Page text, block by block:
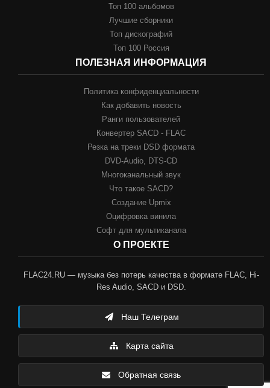
Топ 100 альбомов
Лучшие сборники
Топ дискографий
Топ 100 Россия
ПОЛЕЗНАЯ ИНФОРМАЦИЯ
Политика конфиденциальности
Как добавить новость
Ранги пользователей
Конвертер SACD - FLAC
Резка на треки DSD формата
DVD-Audio, DTS-CD
Многоканальный звук
Что такое SACD?
Создание Upmix
Оцифровка винила
Софт для мультиканала
О ПРОЕКТЕ
FLAC24.RU — музыка без потерь качества в формате FLAC, Hi-
Res Audio, SACD и DSD.
Наш Телеграм
Карта сайта
Обратная связь